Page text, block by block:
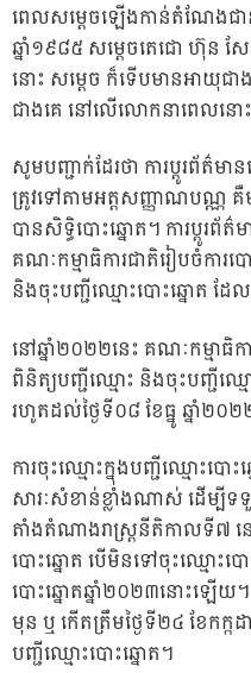
ពេលសម្តេចឡើងកាន់តំណែងជាន
ឆ្នាំ១៩៨៥ សម្តេចតេជោ ហ៊ុន
នោះ សម្តេច​ ក៏ទើបមានអាយុជាង
ជាងគេ នៅលើលោកនាពេលនោ
សូមបញ្ជាក់ដែរថា ការប្តូរព័ត៌ម
ត្រូវទៅតាមអត្តសញ្ញាណបណ្ណ
បានសិទ្ធិបោះឆ្នោត។ ការប្តូរព័
គណៈកម្មាធិការជាតិរៀបចំការ
និងចុះបញ្ជីឈ្មោះបោះឆ្នោត ដែល
នៅឆ្នាំ២០២២នេះ គណៈកម្មាធិក
ពិនិត្យបញ្ជីឈ្មោះ និងចុះបញ្ជីឈ្ម
រហូតដល់ថ្ងៃទី០៨ ខែធ្នូ ឆ្នាំ២០
ការចុះឈ្មោះក្នុងបញ្ជីឈ្មោះបោ
សារៈសំខាន់ខ្លាំងណាស់ ដើម្បី
តាំងតំណាងរាស្ត្រនីតិកាលទី៧
បោះឆ្នោត បើមិនទៅចុះឈ្មោះប
បោះឆ្នោតឆ្នាំ២០២៣នោះឡើយ។
មុន ឬ កើតត្រឹមថ្ងៃទី២៤ ខែកក្ក
បញ្ជីឈ្មោះបោះឆ្នោត។